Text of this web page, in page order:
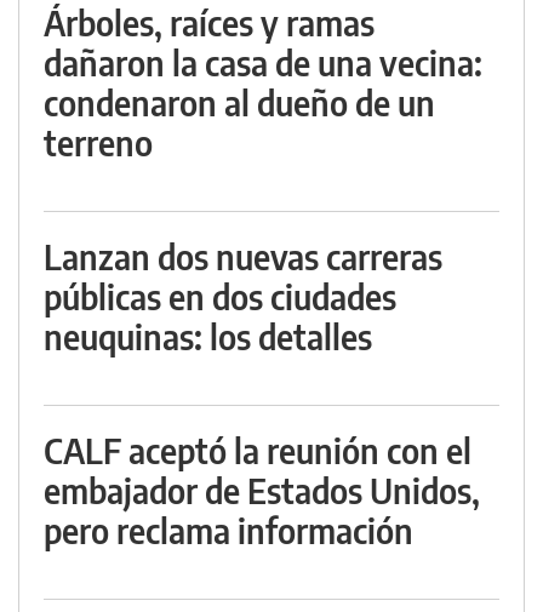
Árboles, raíces y ramas
dañaron la casa de una vecina:
condenaron al dueño de un
terreno
Lanzan dos nuevas carreras
públicas en dos ciudades
neuquinas: los detalles
CALF aceptó la reunión con el
embajador de Estados Unidos,
pero reclama información